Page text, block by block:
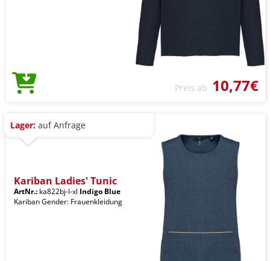
Preis ab 10,77€
Lager: auf Anfrage
Kariban Ladies' Tunic
ArtNr.: ka822bj-l-xl Indigo Blue
Kariban Gender: Frauenkleidung